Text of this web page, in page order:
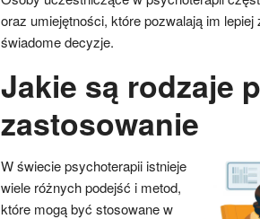
oraz umiejętności, które pozwalają im
świadome decyzje.
Jakie są rodzaje
zastosowanie
W świecie psychoterapii istnieje
wiele różnych podejść i metod,
które mogą być stosowane w